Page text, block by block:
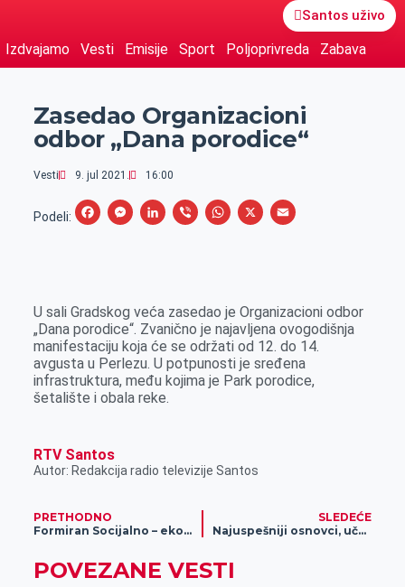
Santos uživo
Izdvajamo Vesti Emisije Sport Poljoprivreda Zabava
Zasedao Organizacioni
odbor „Dana porodice“
Vesti 9. jul 2021. 16:00
Podeli:
F
b
o
o
k
M
e
n
g
e
L
e
d
I
n
V
r
W
s
A
p
p
X
E
l
U sali Gradskog veća zasedao je Organizacioni odbor
„Dana porodice“. Zvanično je najavljena ovogodišnja
manifestaciju koja će se održati od 12. do 14.
avgusta u Perlezu. U potpunosti je sređena
infrastruktura, među kojima je Park porodice,
šetalište i obala reke.
RTV Santos
Autor: Redakcija radio televizije Santos
PRETHODNO
Formiran Socijalno – ekonomski savet Grada Zrenjanina – zajedničko delovanje lokalne samouprave, poslodavaca i sindikata
SLEDEĆE
Najuspešniji osnovci, učesnici konkursa KC Zrenjanina, boravili u Jagodini
POVEZANE VESTI